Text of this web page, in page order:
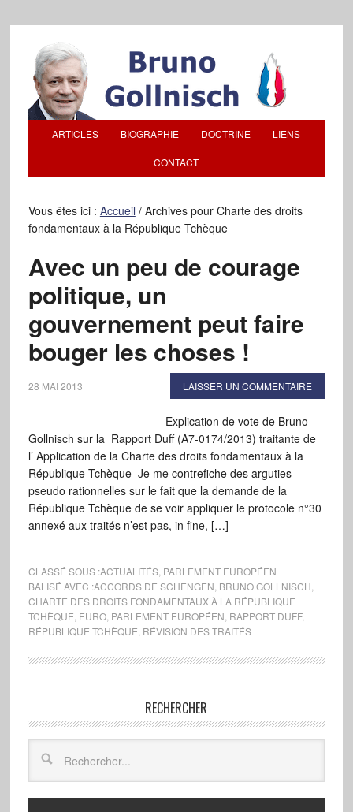
ARTICLES BIOGRAPHIE DOCTRINE LIENS
CONTACT
Vous êtes ici : Accueil /Archives pour Charte des droits
fondamentaux à la République Tchèque
Avec un peu de courage
politique, un
gouvernement peut faire
bouger les choses !
28 MAI 2013 LAISSER UN COMMENTAIRE
Explication de vote de Bruno
Gollnisch sur la Rapport Duff (A7-0174/2013) traitante de
l’ Application de la Charte des droits fondamentaux à la
République Tchèque Je me contrefiche des arguties
pseudo rationnelles sur le fait que la demande de la
République Tchèque de se voir appliquer le protocole n°30
annexé aux traités n’est pas, in fine, […]
CLASSÉ SOUS :ACTUALITÉS, PARLEMENT EUROPÉEN
BALISÉ AVEC :ACCORDS DE SCHENGEN BRUNO GOLLNISCH
CHARTE DES DROITS FONDAMENTAUX À LA RÉPUBLIQUE
TCHÈQUE EURO, PARLEMENT EUROPÉEN RAPPORT DUFF,
RÉPUBLIQUE TCHÈQUE RÉVISION DES TRAITÉS
RECHERCHER